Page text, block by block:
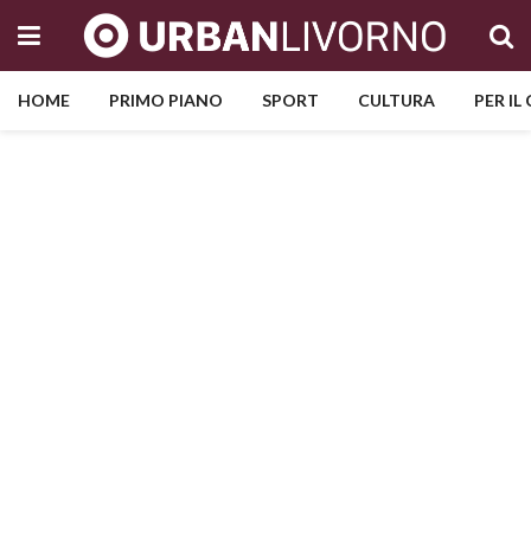
HOME PRIMO PIANO SPORT CULTURA PER